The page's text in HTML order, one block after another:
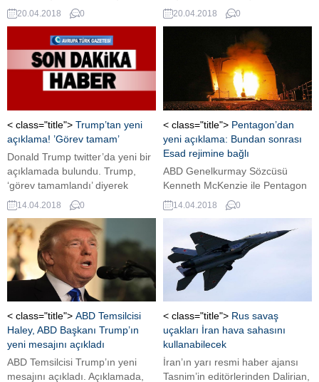
partisinin Muğla’daki
organizasyonunda erken seçimle
ilgili son dakika açıklamaları
yaptı. İYİ Parti’nin seçime
gireceğini söyleyen Akşener, ” İYİ
Parti, bütün hukuki şartlarını
tamamlamıştır. 10 Haziran
seçime girmeye hak kazanmış
bir siyasi partidir.” dedi İYİ Parti
20.04.2018 0
aday olmaması halinde
Cumurbaşkanlığına adayım”
dedi CHP Genel Başkan
Yardımcısı Öztürk Yılmaz, 24
Haziran’da yapılacak
Cumhurbaşkanlığı seçimlerinde
aday olduğunu açıklayarak, “Milli
iradeye komplo kurulmasına izin
vermeyiz, Genel Başkanımıza da
düşüncelerimi açtım. Genel
Başkanımızın aday olması
20.04.2018 0
< class="title"> Trump’tan yeni
açıklama! ’Görev tamam’
Donald Trump twitter’da yeni bir
açıklamada bulundu. Trump,
‘görev tamamlandı’ diyerek
Fransa ve İngiltere’ye teşekkür
etti. ABD Başkanı Donald Trump,
dün sabaha karşı başlayan
operasyonla ilgili yeni bir
açıklama yaptı.Trump twitter’dan
“Geçen gece mükemmel bir
saldırı gerçekleştirdik. Fransa ve
İngiltere’ye bilgelikleri ve üstün
ordularının gücü nedeniyle
teşekkür ediyorum. Daha iyi...
14.04.2018 0
< class="title"> Pentagon’dan
yeni açıklama: Bundan sonrası
Esad rejimine bağlı
ABD Genelkurmay Sözcüsü
Kenneth McKenzie ile Pentagon
Sözcüsü Dana White, Suriye’deki
operasyonun ardından basın
mensuplarının da katılımıyla yeni
bir açıklamalarda bulundu
Pentagon: “Suriye’de tüm
hedefler başarıyla vuruldu.
Bombardıman rejime kesin ve
net bir mesajdı. Amaç, rejimi
kimyasal saldırıdan caydırmak.
Suriye’nin kimyasal silah
programı gerileyecek. Hiçbir
kimyasal silah saldırısı
yapamazlar...
14.04.2018 0
< class="title"> ABD Temsilcisi
Haley, ABD Başkanı Trump’ın
yeni mesajını açıkladı
ABD Temsilcisi Trump’ın yeni
mesajını açıkladı. Açıklamada,
< class="title"> Rus savaş
uçakları İran hava sahasını
kullanabilecek
İran’ın yarı resmi haber ajansı
Tasnim’in editörlerinden Dalirian,